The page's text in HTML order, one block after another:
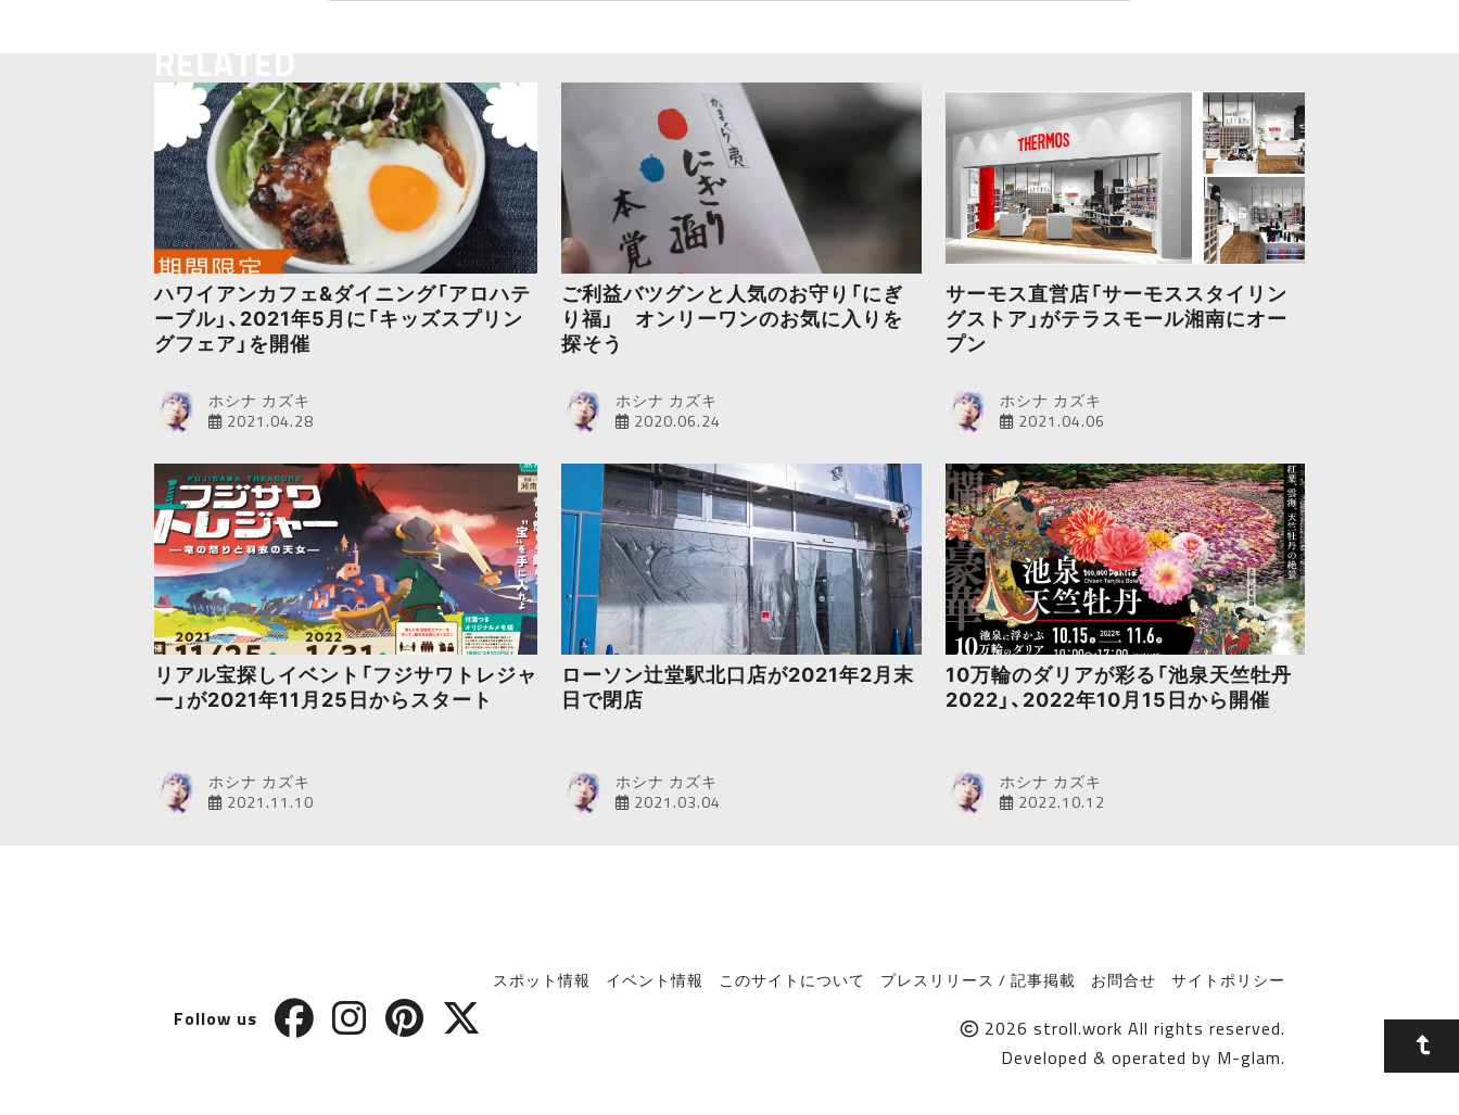
ハワイアンカフェ&ダイニング「アロハテ
ーブル」、2021年5月に「キッズスプリン
グフェア」を開催
ホシナ カズキ
2021.04.28
ご利益バツグンと人気のお守り「にぎ
り福」 オンリーワンのお気に入りを
探そう
ホシナ カズキ
2020.06.24
サーモス直営店「サーモススタイリン
グストア」がテラスモール湘南にオー
プン
ホシナ カズキ
2021.04.06
リアル宝探しイベント「フジサワトレジャ
ー」が2021年11月25日からスタート
ホシナ カズキ
2021.11.10
ローソン辻堂駅北口店が2021年2月末
日で閉店
ホシナ カズキ
2021.03.04
10万輪のダリアが彩る「池泉天竺牡丹
2022」、2022年10月15日から開催
ホシナ カズキ
2022.10.12
Follow us
スポット情報 イベント情報 このサイトについて プレスリリース / 記事掲載 お問合せ サイトポリシー
2026 stroll.work All rights reserved.
Developed & operated by M-glam.